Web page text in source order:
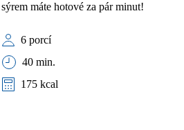
sýrem máte hotové za pár minut!
6 porcí
40 min.
175 kcal